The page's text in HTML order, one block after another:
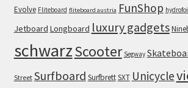
Evolve Fliteboard fliteboard austria FunShop
Jetboard Longboard luxury gadgets
schwarzScooter Segway
Street Surfboard SurfbrettSXT Unicycle